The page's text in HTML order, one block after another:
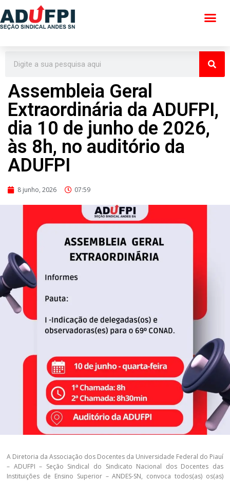
Pular
conteúdo
Assembleia Geral
Extraordinária da ADUFPI,
dia 10 de junho de 2026,
às 8h, no auditório da
ADUFPI
8 junho, 2026 07:59
A Diretoria da Associação dos Docentes da Universidade Federal do Piauí
– ADUFPI – Seção Sindical do Sindicato Nacional dos Docentes das
Instituições de Ensino Superior – ANDES-SN, convoca todos(as) os(as)